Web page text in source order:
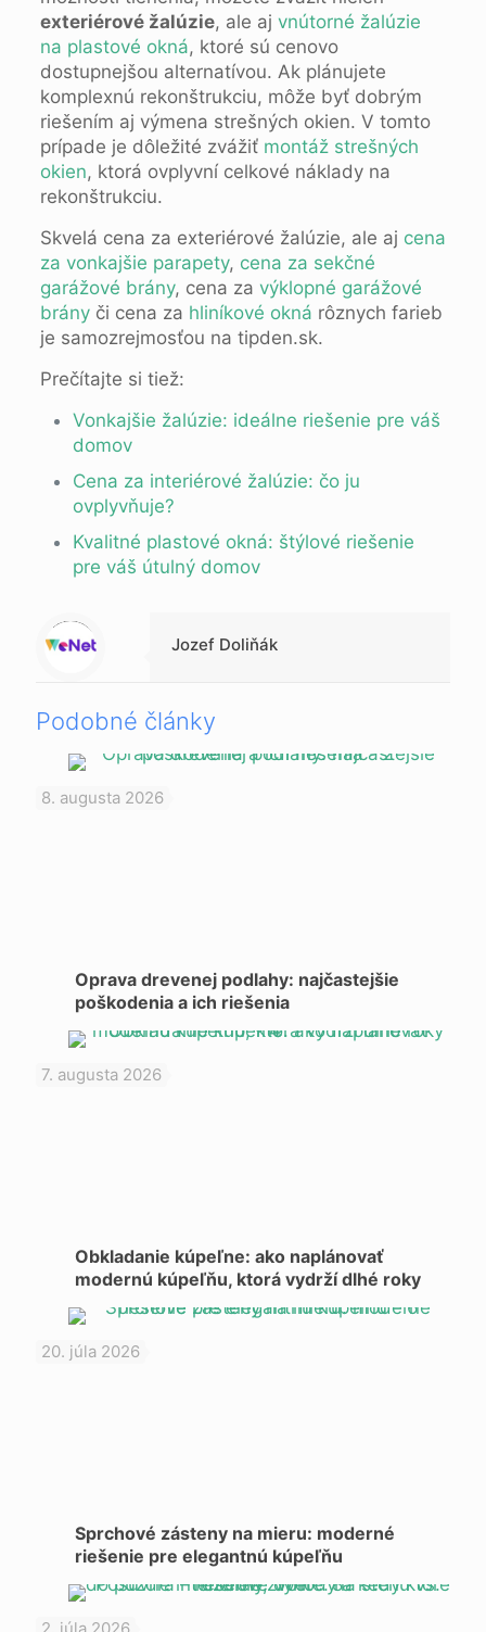
exteriérové žalúzie, ale aj vnútorné žalúzie
na plastové okná, ktoré sú cenovo
dostupnejšou alternatívou. Ak plánujete
komplexnú rekonštrukciu, môže byť dobrým
riešením aj výmena strešných okien. V tomto
prípade je dôležité zvážiť montáž strešných
okien, ktorá ovplyvní celkové náklady na
rekonštrukciu.
Skvelá cena za exteriérové žalúzie, ale aj cena
za vonkajšie parapety, cena za sekčné
garážové brány, cena za výklopné garážové
brányči cena za hliníkové okná rôznych farieb
je samozrejmosťou na tipden.sk.
Prečítajte si tiež:
Vonkajšie žalúzie: ideálne riešenie pre váš
domov
Cena za interiérové žalúzie: čo ju
ovplyvňuje?
Kvalitné plastové okná: štýlové riešenie
pre váš útulný domov
Warning
: Trying to access array offset on null in
/data/1/d/1da9a732-fb3a-4804-a40f-d46885ca54ae/lajk.online/web/wp-content/themes/betheme-child/includes/content-single.php
on line
286
Jozef Doliňák
Podobné články
8. augusta 2026
Oprava drevenej podlahy: najčastejšie
poškodenia a ich riešenia
7. augusta 2026
Obkladanie kúpeľne: ako naplánovať
modernú kúpeľňu, ktorá vydrží dlhé roky
20. júla 2026
Sprchové zásteny na mieru: moderné
riešenie pre elegantnú kúpeľňu